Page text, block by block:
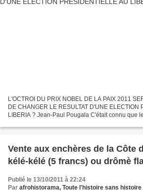
L'OCTROI DU PRIX NOBEL DE LA PAIX 2011
DE CHANGER LE RESULTAT D'UNE ELECTION
LIBERIA ? Jean-Paul Pougala C'était connu que
Vente aux enchères de la Côte
kélé-kélé (5 francs) ou drômè
Publié le 13/10/2011 à 22:24
Par afrohistorama, Toute l'histoire sans histoire